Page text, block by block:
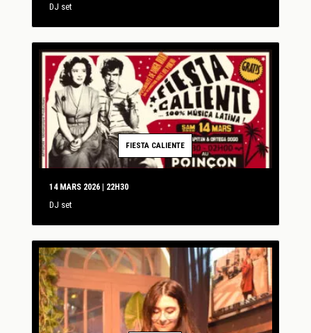
DJ set
FIESTA CALIENTE
14 MARS 2026 | 22H30
DJ set